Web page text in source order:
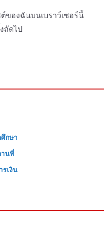
ของฉันบนเบราว์เซอร์นี้
ถัดไป
กษา
านที่
เงิน